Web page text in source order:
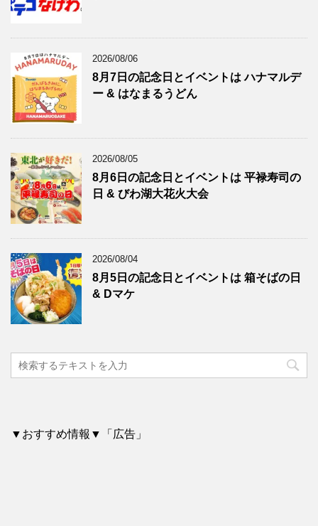
2026/08/06
8月7日の記念日とイベントは ハナマルデ
ー & はなまるうどん
2026/08/05
8月6日の記念日とイベントは 平禄寿司の
日 & びわ湖大花火大会
2026/08/04
8月5日の記念日とイベントは 箱そばの日
& Dマケ
▼おすすめ情報▼「広告」